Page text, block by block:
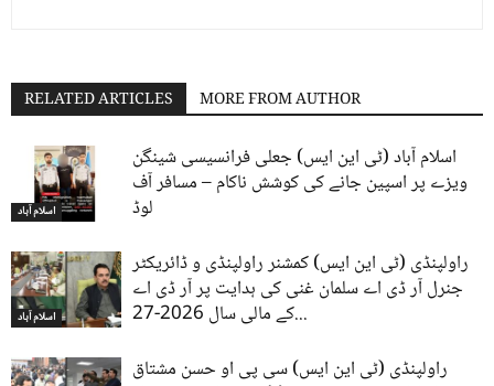
RELATED ARTICLES MORE FROM AUTHOR
اسلام آباد
اسلام آباد (ٹی این ایس) جعلی فرانسیسی شینگن
ویزے پر اسپین جانے کی کوشش ناکام – مسافر آف
لوڈ
اسلام آباد
راولپنڈی (ٹی این ایس) کمشنر راولپنڈی و ڈائریکٹر
جنرل آر ڈی اے سلمان غنی کی ہدایت پر آر ڈی اے
کے مالی سال 2026-27...
راولپنڈی (ٹی این ایس) سی پی او حسن مشتاق